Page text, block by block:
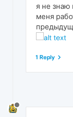
я не знаю
меня
1 Reply